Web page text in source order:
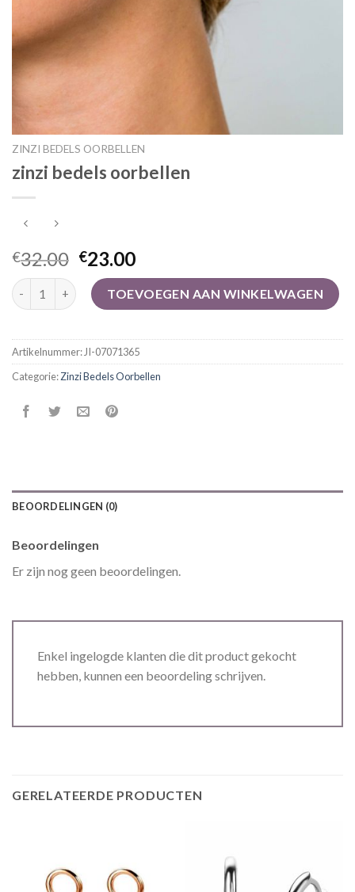
ZINZI BEDELS OORBELLEN
zinzi bedels oorbellen
€32.00 €23.00
zinzi bedels oorbellen aantalTOEVOEGEN AAN WINKELWAGEN
Artikelnummer: JI-07071365
Categorie:Zinzi Bedels Oorbellen
BEOORDELINGEN (0)
Beoordelingen
Er zijn nog geen beoordelingen.
Enkel ingelogde klanten die dit product gekocht
hebben, kunnen een beoordeling schrijven.
GERELATEERDE PRODUCTEN